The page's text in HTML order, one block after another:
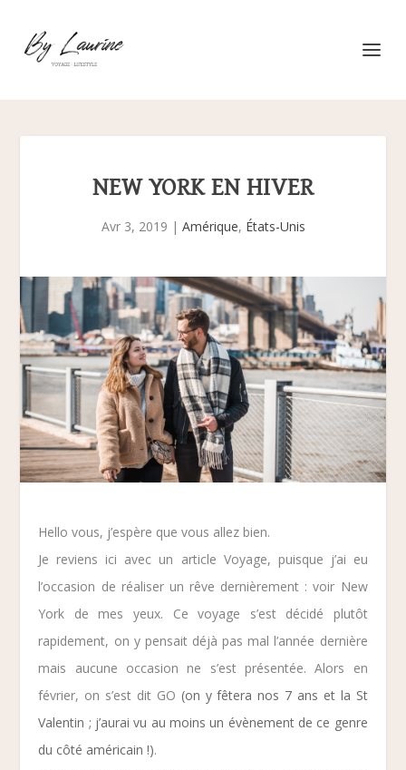
NEW YORK EN HIVER
Avr 3, 2019 | Amérique, États-Unis
Hello vous, j’espère que vous allez bien.
Je reviens ici avec un article Voyage, puisque j’ai eu
l’occasion de réaliser un rêve dernièrement : voir New
York de mes yeux. Ce voyage s’est décidé plutôt
rapidement, on y pensait déjà pas mal l’année dernière
mais aucune occasion ne s’est présentée. Alors en
février, on s’est dit GO (on y fêtera nos 7 ans et la St
Valentin ; j’aurai vu au moins un évènement de ce genre
du côté américain !).